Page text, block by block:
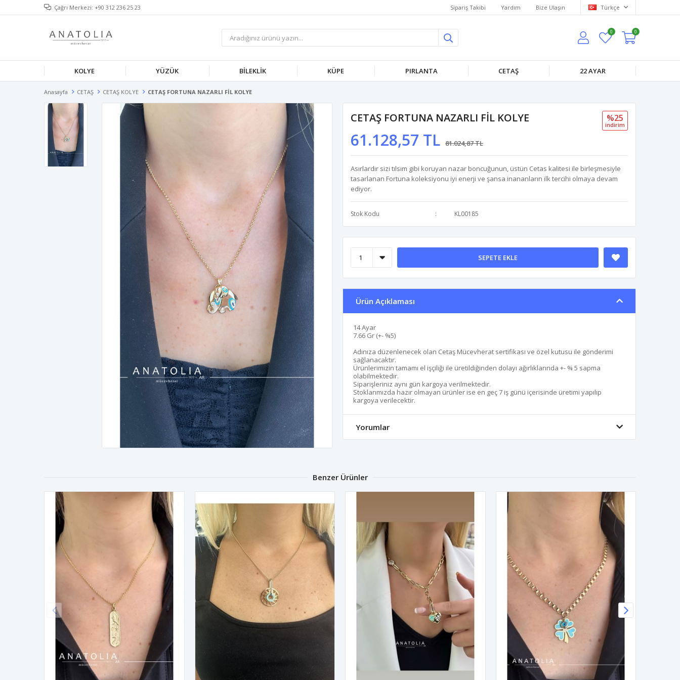
Çağrı Merkezi: +90 312 236 25 23 Sipariş Takibi Yardım Bize Ulaşın Türkçe
0 0
KOLYE YÜZÜK BİLEKLİK KÜPE PIRLANTA CETAŞ 22 AYAR
Anasayfa CETAŞ CETAŞ KOLYE CETAŞ FORTUNA NAZARLI FİL KOLYE
CETAŞ FORTUNA NAZARLI FİL KOLYE
61.128,57 TL 81.024,87 TL
%25
i̇ndi̇ri̇m
Asırlardır sizi tılsım gibi koruyan nazar boncuğunun, üstün Cetas kalitesi ile birleşmesiyle
tasarlanan Fortuna koleksiyonu iyi enerji ve şansa inananların ilk tercihi olmaya devam
ediyor.
Stok Kodu KL00185
SEPETE EKLE
Ürün Açıklaması
14 Ayar
7.66 Gr (+- %5)
Adınıza düzenlenecek olan Cetaş Mücevherat sertifikası ve özel kutusu ile gönderimi
sağlanacaktır.
Ürünlerimizin tamamı el işçiliği ile üretildiğinden dolayı ağırlıklarında +- % 5 sapma
olabilmektedir.
Siparişleriniz aynı gün kargoya verilmektedir.
Stoklarımızda hazır olmayan ürünler ise en geç 7 iş günü içerisinde üretimi yapılıp
kargoya verilecektir.
Yorumlar
Benzer Ürünler